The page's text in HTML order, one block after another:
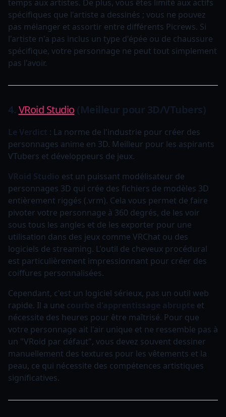
temps aux artistes. De plus, vous êtes limité aux actifs
spécifiques que l'artiste a dessinés ; vous ne pouvez
pas mélanger et assortir entre différents Picrews. Si
l'artiste n'a pas inclus un type d'épée ou de chaussure
spécifique, votre personnage ne peut tout simplement
pas l'avoir.
4. VRoid Studio (Meilleur pour 3D/VTubers)
Le Verdict : La norme de l'industrie pour créer des
personnages anime en 3D. Meilleur pour les aspirants
VTubers et développeurs de jeux.
VRoid Studio est un puissant modélisateur de
personnages 3D qui crée des fichiers de modèles 3D
entièrement riggés (.vrm). Cela vous permet de faire
pivoter votre personnage à 360 degrés, de les voir
sous tous les angles et de les exporter pour une
utilisation dans des jeux comme VRChat ou des
logiciels de streaming. L'outil de cheveux procédural
est particulièrement impressionnant pour créer des
coiffures personnalisées.
Cependant, c'est un logiciel sérieux, pas un outil web
rapide. Il a une courbe d'apprentissage abrupte et
nécessite des heures pour être maîtrisé. Pour que
votre personnage ait l'air unique et ne ressemble pas à
un "VRoid par défaut", vous devez souvent dessiner
manuellement des textures pour les vêtements et la
peau, ce qui nécessite des compétences artistiques
significatives.